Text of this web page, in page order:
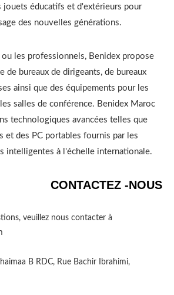
jouets éducatifs et d'extérieurs pour
des nouvelles générations.
les professionnels, Benidex propose
de bureaux de dirigeants, de bureaux
ainsi que des équipements pour les
salles de conférence. Benidex Maroc
technologiques avancées telles que
et des PC portables fournis par les
intelligentes à l'échelle internationale.
CONTACTEZ -NOUS
veuillez nous contacter à
B RDC, Rue Bachir Ibrahimi,